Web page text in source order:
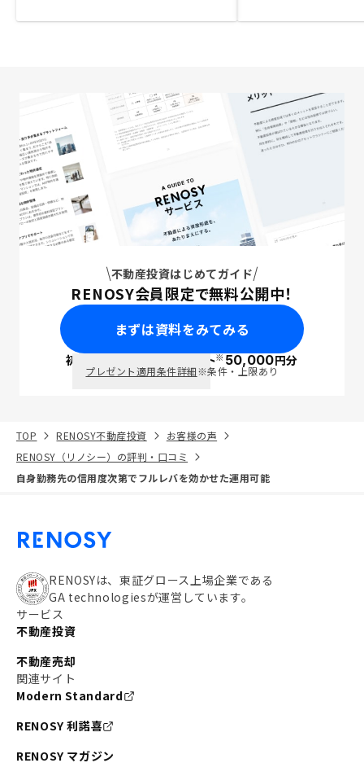
不動産投資はじめてガイド
RENOSY会員限定で無料公開中！
まずは資料をみてみる
初回面談で ポイント※50,000円分
プレゼント適用条件詳細※条件・上限あり
TOP RENOSY不動産投資
お客様の声
RENOSY（リノシー）の評判・口コミ
自身勤務先の信用度次第でフルレバを効かせた運用可能
RENOSYは、東証グロース上場企業である
GA technologiesが運営しています。
サービス
不動産投資
不動産売却
関連サイト
Modern Standard
RENOSY 利諾喜
RENOSY マガジン